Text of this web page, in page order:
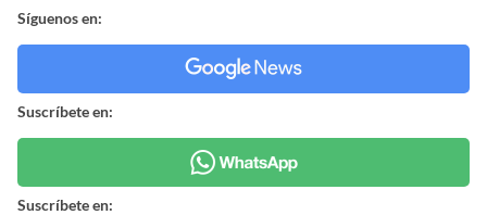
Síguenos en:
Suscríbete en:
Suscríbete en: